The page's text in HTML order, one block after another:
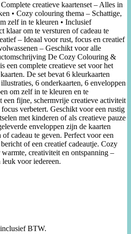
creatieve kaartenset – Alles in
• Cozy colouring thema – Schattige,
zelf in te kleuren • Inclusief
klaar om te versturen of cadeau te
– Ideaal voor rust, focus en creatief
– Geschikt voor alle
De Cozy Colouring &
een complete creatieve set voor het
De set bevat 6 kleurkaarten
6 onderkaarten, 6 enveloppen
om zelf in te kleuren en te
een fijne, schermvrije creatieve activiteit
verbetert. Geschikt voor een rustig
met kinderen of als creatieve pauze
enveloppen zijn de kaarten
cadeau te geven. Perfect voor een
of een creatief cadeautje. Cozy
creativiteit en ontspanning –
voor iedereen.
BTW.